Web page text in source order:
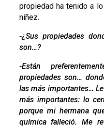
propiedad ha tenido a
niñez.
-¿Sus propiedades
son…?
-Están
propiedades son…
las más importantes…
más importantes: lo
porque mi hermana
química falleció. Me